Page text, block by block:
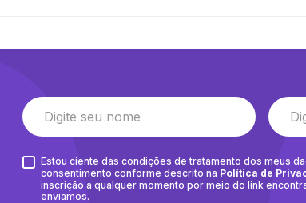
Estou ciente das condições de tratamento dos meus
consentimento conforme descrito na Política de
inscrição a qualquer momento por meio do link
enviamos.